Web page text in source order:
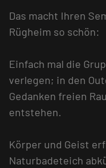
Das macht Ihren
Rügheim so schön:
Einfach mal die
verlegen; in den
Gedanken freien
entstehen.
Körper und Geist
Naturbadeteich